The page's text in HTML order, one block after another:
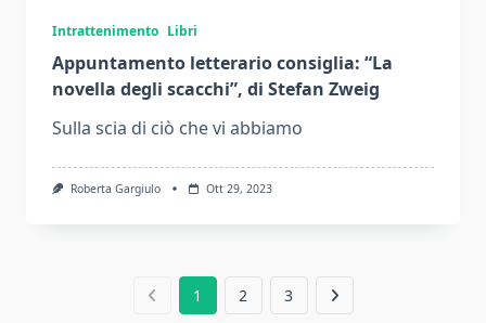
Intrattenimento Libri
Appuntamento letterario consiglia: “La
novella degli scacchi”, di Stefan Zweig
Sulla scia di ciò che vi abbiamo
Roberta Gargiulo Ott 29, 2023
1 2 3